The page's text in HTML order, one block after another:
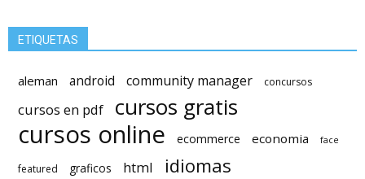
ETIQUETAS
aleman android community manager concursos
cursos en pdf cursos gratis
cursos online ecommerce economia face
featured graficos html idiomas